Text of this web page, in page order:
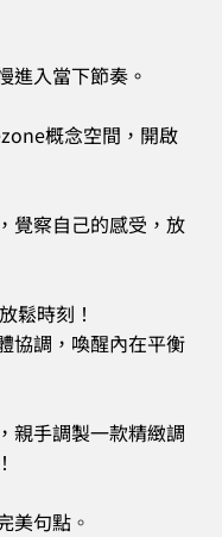
進入當下節奏。
概念空間，開啟
覺察自己的感受，放
鬆時刻！
協調，喚醒內在平衡
親手調製一款精緻調
美句點 。